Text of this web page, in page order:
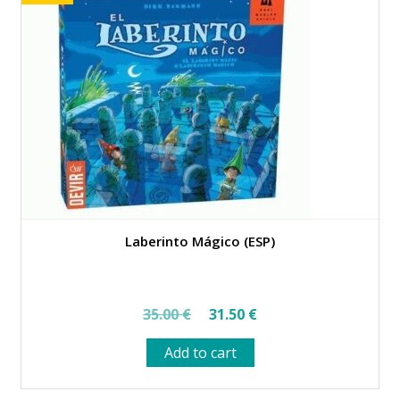
Laberinto Mágico (ESP)
35.00€
Original
price
was:
35.00 €.
31.50 €Current
31.50 €.
Add to cart